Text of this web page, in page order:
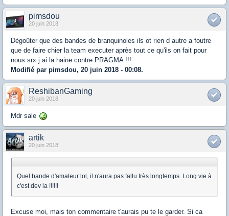
pimsdou
20 juin 2018
Dégoûter que des bandes de branquinoles ils ot rien d autre a foutre
que de faire chier la team executer après tout ce qu'ils on fait pour
nous srx j ai la haine contre PRAGMA !!!
Modifié par pimsdou, 20 juin 2018 - 00:08.
ReshibanGaming
20 juin 2018
Mdr sale
artik
20 juin 2018
Quel bande d'amateur lol, il n'aura pas fallu très longtemps. Long vie à
c'est dev la !!!!!!
Excuse moi, mais ton commentaire t'aurais pu te le garder. Si ca